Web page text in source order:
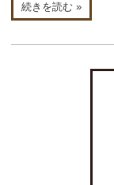
続きを読む »